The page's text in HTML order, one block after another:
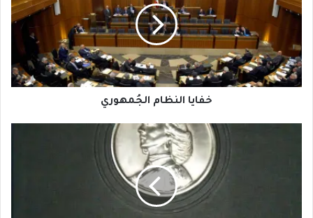
خفايا النظام الجُمهوري